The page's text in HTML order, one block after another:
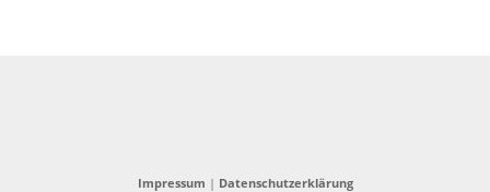
Impressum | Datenschutzerklärung